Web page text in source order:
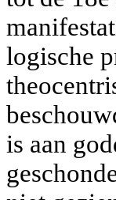
logische
is aan